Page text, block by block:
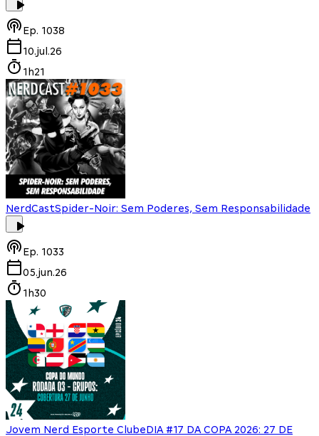
Ep. 1038
10.jul.26
1h21
NerdCastSpider-Noir: Sem Poderes, Sem Responsabilidade
Ep. 1033
05.jun.26
1h30
Jovem Nerd Esporte ClubeDIA #17 DA COPA 2026: 27 DE